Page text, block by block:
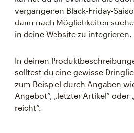
vergangenen Black-Friday-
dann nach Möglichkeiten
in deine Website zu integrieren.
In deinen
solltest du eine gewisse
zum Beispiel durch Angaben
Angebot“, „letzter Artikel“ oder
reicht“.